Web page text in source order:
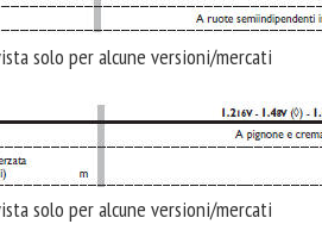
solo per alcune versioni/mercati
solo per alcune versioni/mercati